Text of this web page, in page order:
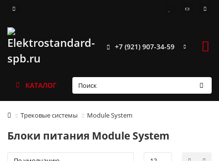
+7 (921) 907-34-59
КАТАЛОГ
Трековые системы Module System
Блоки питания Module System